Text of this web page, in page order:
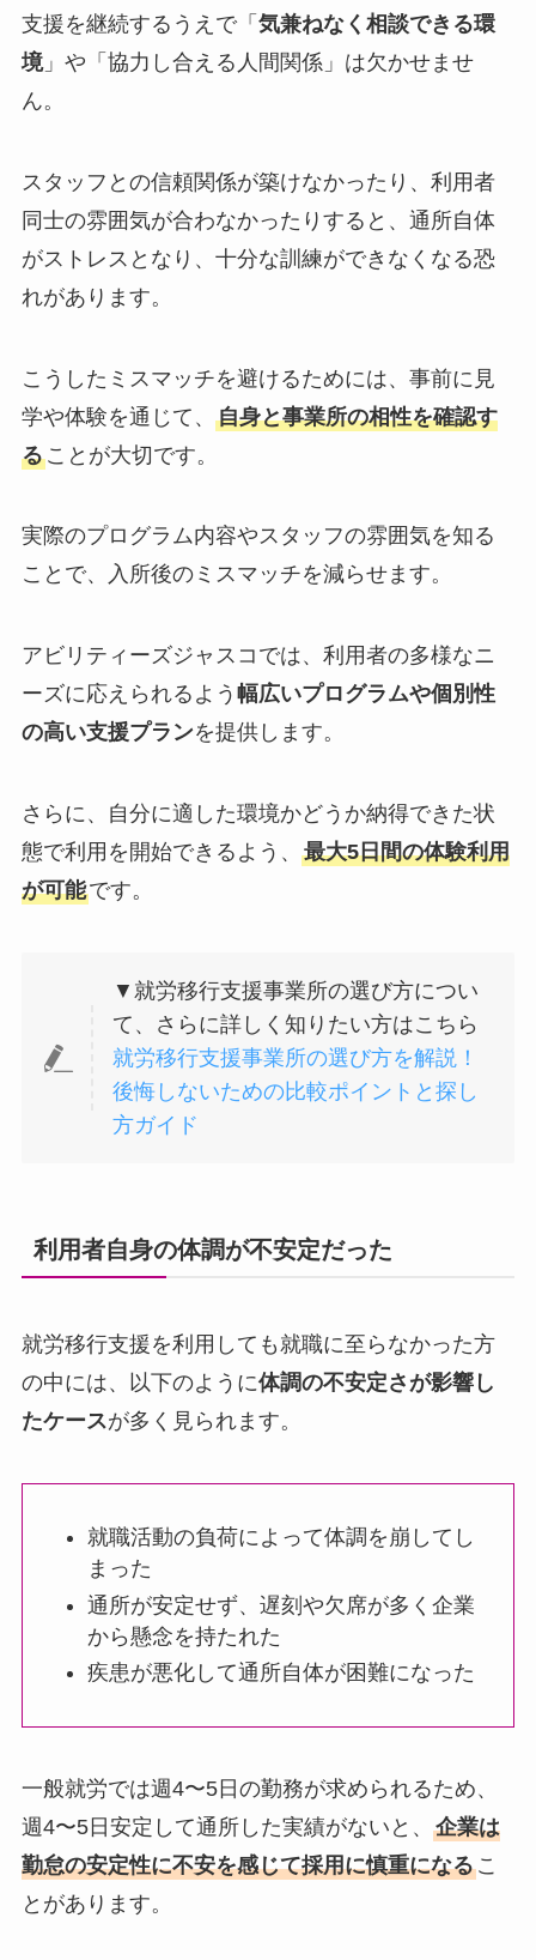
支援を継続するうえで「 気兼ねなく相談できる環
境」や「協力し合える人間関係」は欠かせませ
ん。
スタッフとの信頼関係が築けなかったり、利用者
同士の雰囲気が合わなかったりすると、通所自体
がストレスとなり、十分な訓練ができなくなる恐
れがあります。
こうしたミスマッチを避けるためには、事前に見
学や体験を通じて、 自身と事業所の相性を確認す
ることが大切です。
実際のプログラム内容やスタッフの雰囲気を知る
ことで、入所後のミスマッチを減らせます。
アビリティーズジャスコでは、利用者の多様なニ
ーズに応えられるよう 幅広いプログラムや個別性
の高い支援プランを提供します。
さらに、自分に適した環境かどうか納得できた状
態で利用を開始できるよう、 最大5日間の体験利用
が可能です。
▼就労移行支援事業所の選び方につい
て、さらに詳しく知りたい方はこちら
就労移行支援事業所の選び方を解説！
後悔しないための比較ポイントと探し
方ガイド
利用者自身の体調が不安定だった
就労移行支援を利用しても就職に至らなかった方
の中には、以下のように体調の不安定さが影響し
たケースが多く見られます。
就職活動の負荷によって体調を崩してし
まった
通所が安定せず、遅刻や欠席が多く企業
から懸念を持たれた
疾患が悪化して通所自体が困難になった
一般就労では週4〜5日の勤務が求められるため、
週4〜5日安定して通所した実績がないと、 企業は
勤怠の安定性に不安を感じて採用に慎重になるこ
とがあります。